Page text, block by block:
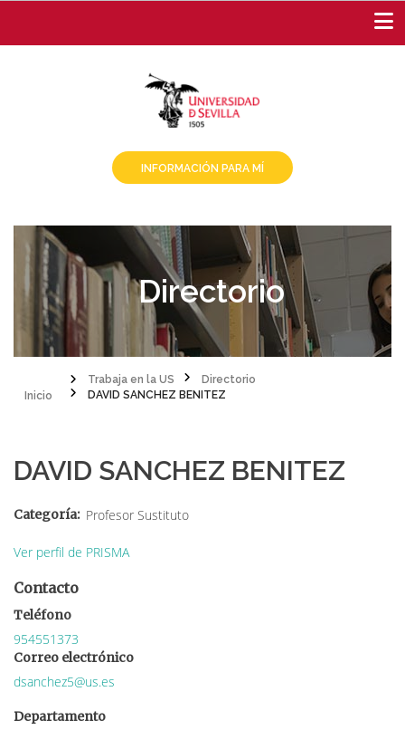
contenido
INFORMACIÓN PARA MÍ
Directorio
Sobrescribir
de
ayuda
navegación
Trabaja en la US
Directorio
DAVID SANCHEZ BENITEZ
DAVID SANCHEZ BENITEZ
Categoría Profesor Sustituto
Ver perfil de PRISMA
Contacto
Teléfono
954551373
Correo electrónico
dsanchez5@us.es
Departamento